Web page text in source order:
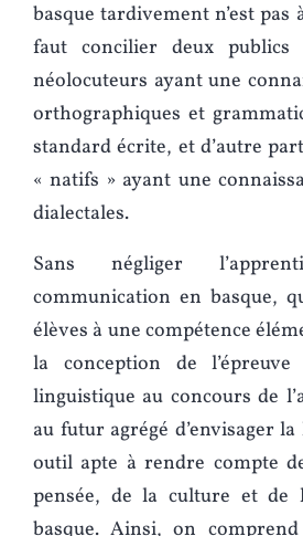
basque tardivement n’est
faut concilier deux
néolocuteurs ayant une
orthographiques et
standard écrite, et d’autre
« natifs » ayant une
dialectales.
Sans négliger
communication en basque,
élèves à une compétence
la conception de
linguistique au concours de
au futur agrégé d’envisager
outil apte à rendre compte
pensée, de la culture et de
basque. Ainsi, on